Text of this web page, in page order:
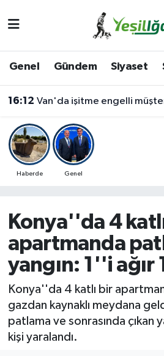
Genel Gündem Siyaset
16:12 Van'da işitme engelli müşteriyle
Haberde Genel
Konya''da 4
apartmanda
yangın: 1''i ağır
Konya''da 4 katlı bir
gazdan kaynaklı meydana
patlama ve sonrasında çıkan
kişi yaralandı.
İğdir Namaz Vakitleri
Iğdır Trafik Yoğunluk
Süper Lig Puan Durumu ve
Son Dakika Haberleri
Haber Arşivi